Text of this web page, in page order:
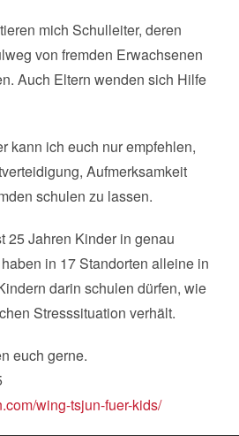
mich Schulleiter, deren
von fremden Erwachsenen
Auch Eltern wenden sich Hilfe
kann ich euch nur empfehlen,
Aufmerksamkeit
schulen zu lassen.
25 Jahren Kinder in genau
in 17 Standorten alleine in
darin schulen dürfen, wie
Stresssituation verhält.
euch gerne.
wing-tsjun-fuer-kids/